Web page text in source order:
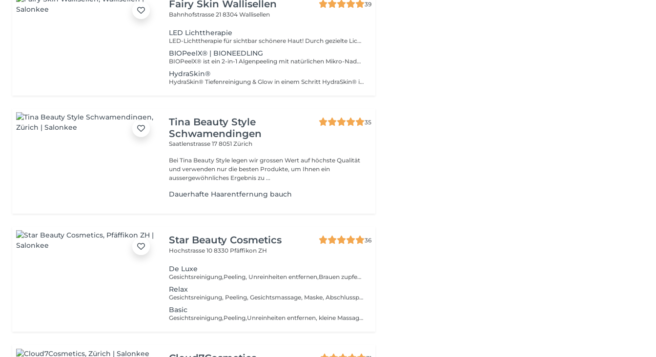
Fairy Skin Wallisellen
39
Bahnhofstrasse 218304 Wallisellen
LED Lichttherapie
LED-Lichttherapie für sichtbar schönere Haut! Durch gezielte Lichtwellen wird die Haut tiefenwirksam stimuliert, Entzündungen werden reduziert und die Kollagenbildung reaktiviert. Für regenerierte, beruhigte Haut und strahlenden Glow ganz ohne Ausfallzeit. Wirksam gegen: Akne, Rosacea, Rötungen, Pigmentflecken, Fältchen, Entzündungen, unreine Haut, müdes Hautbild & erste Altersanzeichen. Ganzjährig anwendbar ideal auch als Ergänzungsbehandlung.
BIOPeelX® | BIONEEDLING
BIOPeelX® ist ein 2-in-1 Algenpeeling mit natürlichen Mikro-Nadeln im Pulver wirkt wie sanftes Microneedling und Peeling zugleich. Ideal bei Falten, Akne, Narben & Pigmentflecken. Für glatte, straffe Haut ohne Ausfallzeit und auch im Sommer geeignet! In Kombination mit dem REJUVENATION REPAIRING LIQUID, das hochwirksame Inhaltsstoffe wie Niacinamid, Centella Asiatica und Anti-Aging-Peptide enthält, wird die Haut zusätzlich beruhigt, regeneriert und intensiv gepflegt für ein noch ebenmäßigeres, verfeinertes Hautbild. Warum ist BIOPeelX® (BioNeedling) auch im Sommer geeignet? Im Gegensatz zum klassischen Microneedling verursacht BIOPeelX® keine offenen Mikroverletzungen in der Haut, die UV-empfindlich machen würden. Die Behandlung arbeitet mit natürlichen Mikrospikulen (mikroskopisch kleine Nadeln aus Algen), die rein mechanisch und oberflächlich in die Haut eingearbeitet werden ohne Blutungen, ohne Geräte, ohne tiefe Perforation. Kein Risiko für Pigmentverschiebungen durch UV-Strahlung Keine Fotosensibilisierung wie bei chemischen Peelings Keine Ausfallzeit keine Wundheilung nötig
HydraSkin®
HydraSkin® Tiefenreinigung & Glow in einem Schritt HydraSkin® ist eine intensive, porentiefe Behandlung für alle Hauttypen. Durch ein spezielles Vakuumverfahren werden abgestorbene Hautzellen, Talg & Unreinheiten entfernt gleichzeitig wird die Haut mit feuchtigkeitsspendenden Wirkstoffen versorgt. Ideal bei verstopften Poren, fahler Haut, Unreinheiten & Feuchtigkeitsmangel Für sichtbar frische, reine und strahlende Haut ohne Ausfallzeit! Behandlungszonen: Gesicht, Hals, Dekolleté, oberer Rücken oder ganzer Rücken je nach Wunsch.
Tina Beauty Style
Schwamendingen
35
Saatlenstrasse 178051 Zürich
Bei Tina Beauty Style legen wir grossen Wert auf höchste Qualität
und verwenden nur die besten Produkte, um Ihnen ein
aussergewöhnliches Ergebnis zu ...
Dauerhafte Haarentfernung bauch
Star Beauty Cosmetics
36
Hochstrasse 108330 Pfäffikon ZH
De Luxe
Gesichtsreinigung,Peeling, Unreinheiten entfernen,Brauen zupfen, Wirkstoffampulle, Gesichtsmassage, Abschlussmaske,Abschlusspflege und auf Wunsch ein leichtes Tages Make-up
Relax
Gesichtsreinigung, Peeling, Gesichtsmassage, Maske, Abschlusspflege
Basic
Gesichtsreinigung,Peeling,Unreinheiten entfernen, kleine Massage,Maske und Ablschlusspflege. Nach dieser Behandlung wirkt Deine Haut erholt, gepflegt und geschmeidig.